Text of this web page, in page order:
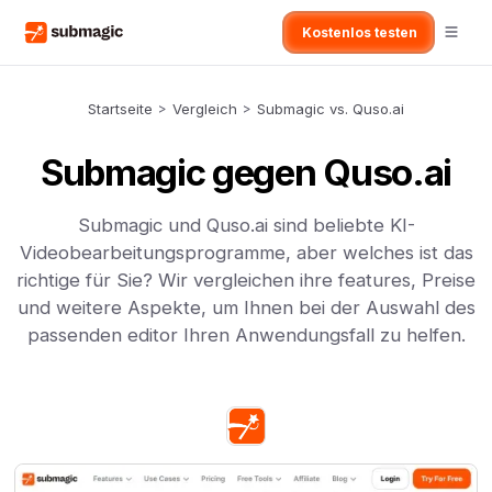
Kostenlos testen
Startseite > Vergleich > Submagic vs. Quso.ai
Submagic gegen Quso.ai
Submagic und Quso.ai sind beliebte KI-
Videobearbeitungsprogramme, aber welches ist das
richtige für Sie? Wir vergleichen ihre features, Preise
und weitere Aspekte, um Ihnen bei der Auswahl des
passenden editor Ihren Anwendungsfall zu helfen.